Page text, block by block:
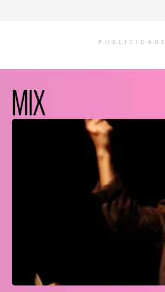
PUBLICIDADE
MIX